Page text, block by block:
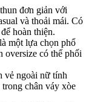
đơn giản với
và thoải mái. Có
hoàn thiện.
một lựa chọn phổ
có thể phối
vẻ ngoài nữ tính
chân váy xòe